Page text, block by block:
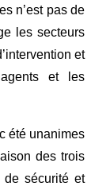
n’est pas de
les secteurs
et
et les
été unanimes
des trois
de sécurité et